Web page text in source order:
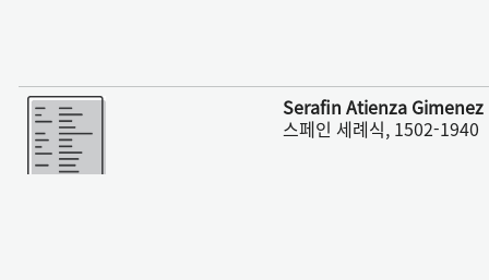
더 보기
Serafin Atienza Gimenez
스페인 세례식, 1502-1940